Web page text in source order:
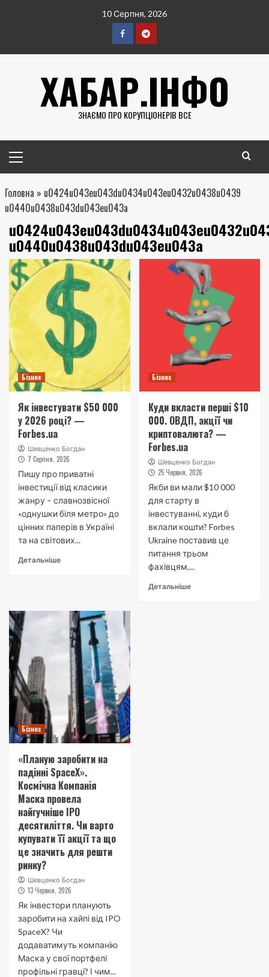
10 Серпня, 2026
FacebookTelegram
ХАБАР.ІНФО
ЗНАЄМО ПРО КОРУПЦІОНЕРІВ ВСЕ
меню
Головна » u0424u043eu043du0434u043eu0432u0438u0439
u0440u0438u043du043eu043a
u0440u0438u043du043eu043a
Бізнес
Як інвестувати $50 000
у 2026 році? —
Forbes.ua
Шевценко Богдан
7 Серпня, 2026
Пишу про приватні
інвестиції від класики
жанру – славнозвісної
«однушки біля метро» до
цінних паперів в Україні
та на світових...
Детальніше
Бізнес
Куди вкласти перші $10
000. ОВДП, акції чи
криптовалюта? —
Forbes.ua
Шевценко Богдан
25 Червня, 2026
Якби ви мали $10 000
для старту в
інвестуванні, куди б
вклали кошти? Forbes
Ukraine поставив це
питання трьом
фахівцям,...
Детальніше
Бізнес
«Планую заробити на
падінні SpaceX».
Космічна Компанія
Маска провела
найгучніше IPO
десятиліття. Чи варто
купувати її акції та що
це значить для решти
ринку?
Шевценко Богдан
13 Червня, 2026
Як інвестори планують
заробити на хайпі від IPO
SpaceX? Чи
додаватимуть компанію
Маска у свої портфелі
профільні гравці? І чим...